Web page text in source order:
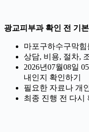
광교피부과 확인 전 기
마포구하수구막힘
상담, 비용, 절차,
2026년07월08일
내인지 확인하기
필요한 자료나 개
최종 진행 전 다시